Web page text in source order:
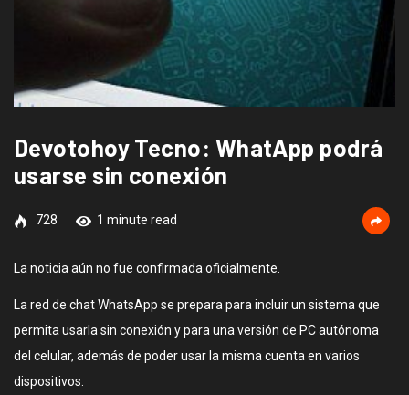
Devotohoy Tecno: WhatApp podrá
usarse sin conexión
728 1 minute read
La noticia aún no fue confirmada oficialmente.
La red de chat WhatsApp se prepara para incluir un sistema que
permita usarla sin conexión y para una versión de PC autónoma
del celular, además de poder usar la misma cuenta en varios
dispositivos.